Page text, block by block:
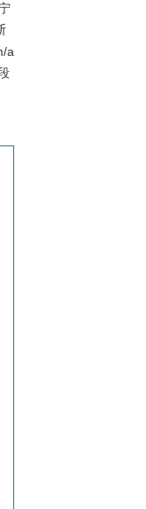
a